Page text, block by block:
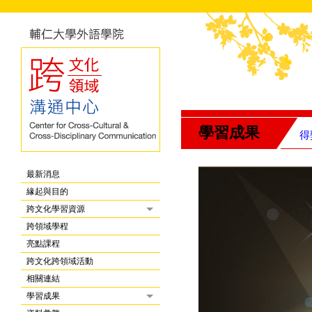
最新消息
緣起與目的
跨文化學習資源
跨領域學程
亮點課程
跨文化跨領域活動
相關連結
學習成果
學習成果 得